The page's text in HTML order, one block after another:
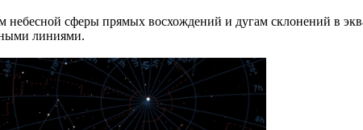
сферы прямых восхождений и дугам склонений в
линиями.